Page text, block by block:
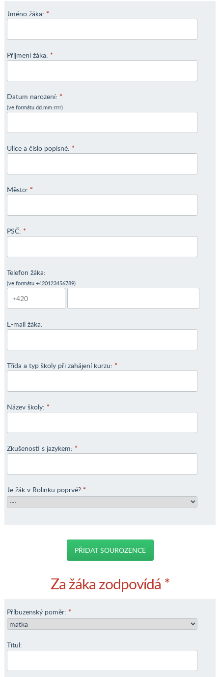
Jméno žáka: *
Příjmení žáka: *
Datum narození: *
(ve formátu dd.mm.rrrr)
Ulice a číslo popisné: *
Město: *
PSČ: *
Telefon žáka:
(ve formátu +420123456789)
E-mail žáka:
Třída a typ školy při zahájení kurzu: *
Název školy: *
Zkušenosti s jazykem: *
Je žák v Rolinku poprvé? *
PŘIDAT SOUROZENCE
Za žáka zodpovídá *
Příbuzenský poměr: *
Titul: